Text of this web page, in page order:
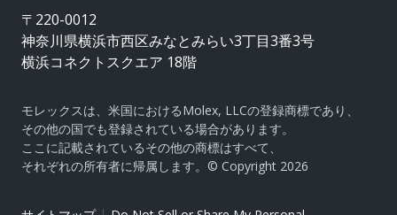
〒220-0012
神奈川県横浜市西区みなとみらい3丁目3番3号
横浜コネクトスクエア 18階
モレックスは、米国におけるMolex, LLCの登録商標であり、
その他の国でも登録されている場合があります。
ここに記載されているその他の商標はすべて、
それぞれの所有者に帰属します。© Copyright 2026